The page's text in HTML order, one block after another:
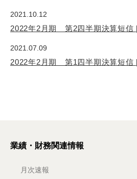
2021.10.12
2022年2月期 第2四半期決算短信
2021.07.09
2022年2月期 第1四半期決算短信
業績・財務関連情報
月次速報